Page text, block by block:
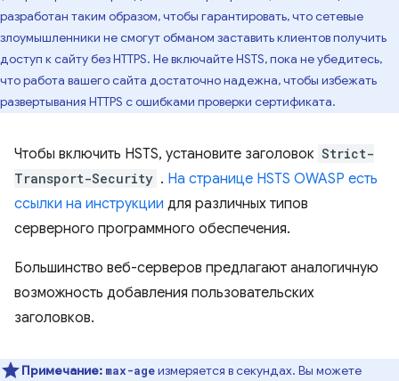
разработан таким образом, чтобы гарантировать, что сетевые
злоумышленники не смогут обманом заставить клиентов получить
доступ к сайту без HTTPS. Не включайте HSTS, пока не убедитесь,
что работа вашего сайта достаточно надежна, чтобы избежать
развертывания HTTPS с ошибками проверки сертификата.
Чтобы включить HSTS, установите заголовок Strict-
Transport-Security . На странице HSTS OWASP есть
ссылки на инструкции для различных типов
серверного программного обеспечения.
Большинство веб-серверов предлагают аналогичную
возможность добавления пользовательских
заголовков.
Примечание: max-ageизмеряется в секундах. Вы можете